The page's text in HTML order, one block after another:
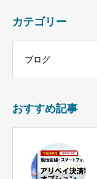
カテゴリー
ブログ
おすすめ記事